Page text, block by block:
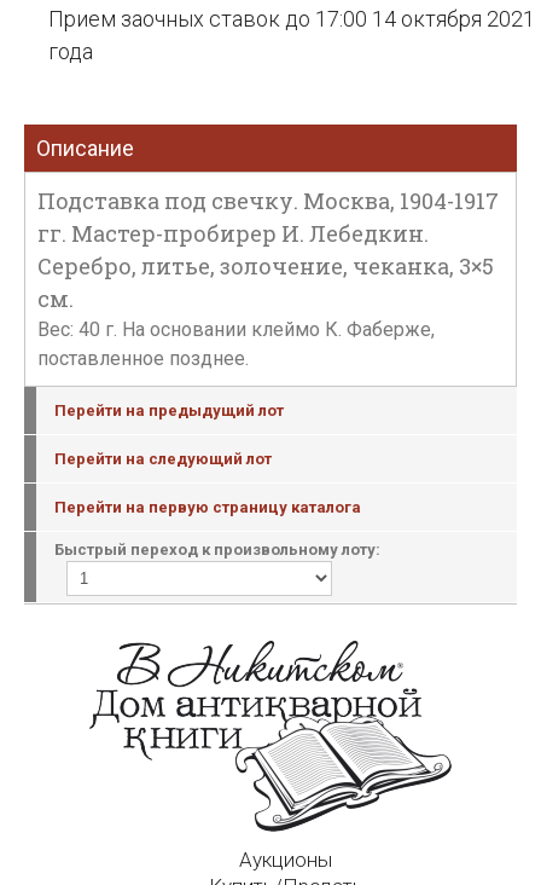
Прием заочных ставок до 17:00 14 октября 2021
года
Описание
Подставка под свечку. Москва, 1904-1917
гг. Мастер-пробирер И. Лебедкин.
Серебро, литье, золочение, чеканка, 3×5
см.
Вес: 40 г. На основании клеймо К. Фаберже,
поставленное позднее.
Перейти на предыдущий лот
Перейти на следующий лот
Перейти на первую страницу каталога
Быстрый переход к произвольному лоту:
Аукционы